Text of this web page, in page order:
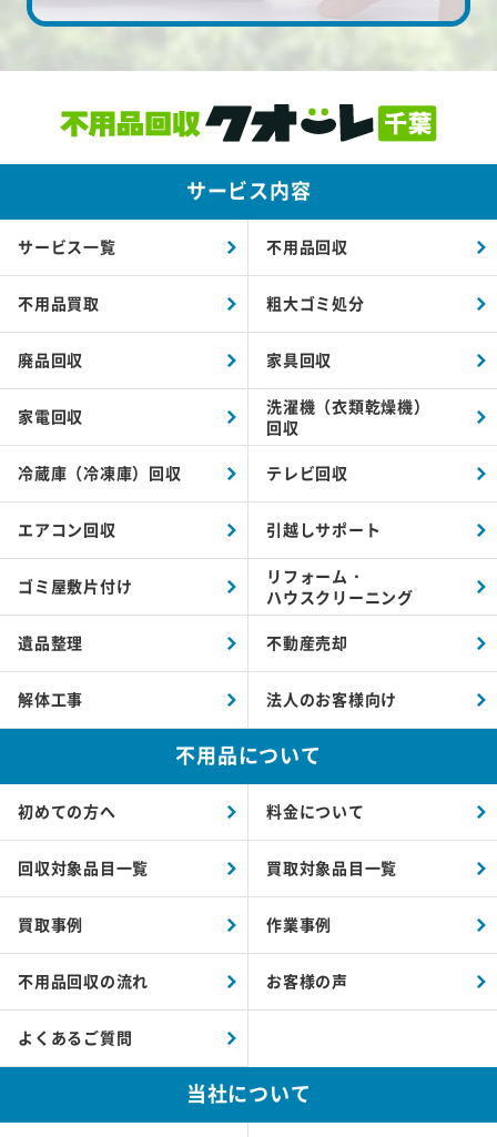
サービス内容
サービス一覧 不用品回収
不用品買取 粗大ゴミ処分
廃品回収 家具回収
家電回収
洗濯機（衣類乾燥機）
回収
冷蔵庫（冷凍庫）回収 テレビ回収
エアコン回収 引越しサポート
ゴミ屋敷片付け
リフォーム・
ハウスクリーニング
遺品整理 不動産売却
解体工事 法人のお客様向け
不用品について
初めての方へ 料金について
回収対象品目一覧 買取対象品目一覧
買取事例 作業事例
不用品回収の流れ お客様の声
よくあるご質問
当社について